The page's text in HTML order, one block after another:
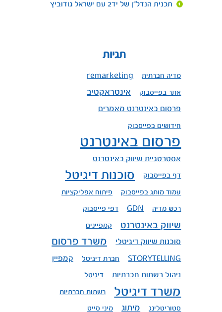
תכנית הנדל"ן של יד2 עם ישראל גודוביץ
תגיות
מדיה חברתית remarketing
אתר בפייסבוק אינטראקטיב
פרסום באינטרנט מאמרים
חידושים בפייסבוק
פרסום באינטרנט
אסטרטגיית שיווק באינטרנט
דף בפייסבוק סוכנות דיגיטל
עמוד מותג בפייסבוק פיתוח אפליקציות
רכש מדיה GDN דפי פייסבוק
שיווק באינטרנט קמפיינים
סוכנות שיווק דיגיטלי משרד פרסום
STORYTELLING חברת דיגיטל
קמפיין
ניהול רשתות חברתיות
דיגיטל
משרד דיגיטל רשתות חברתיות
סטוריטלינג מיתוג מיני סייט